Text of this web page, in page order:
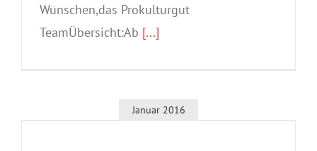
Wünschen,das Prokulturgut
TeamÜbersicht:Ab [...]
Januar 2016